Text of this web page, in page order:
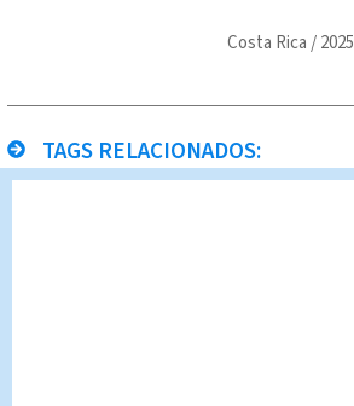
Costa Rica /
TAGS RELACIONADOS:
Queda prohibida la reproducción
autorizada constituye una infracción